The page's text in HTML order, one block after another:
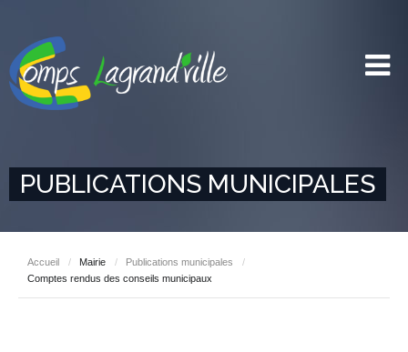
PUBLICATIONS MUNICIPALES
Accueil / Mairie / Publications municipales
/
Comptes rendus des conseils municipaux